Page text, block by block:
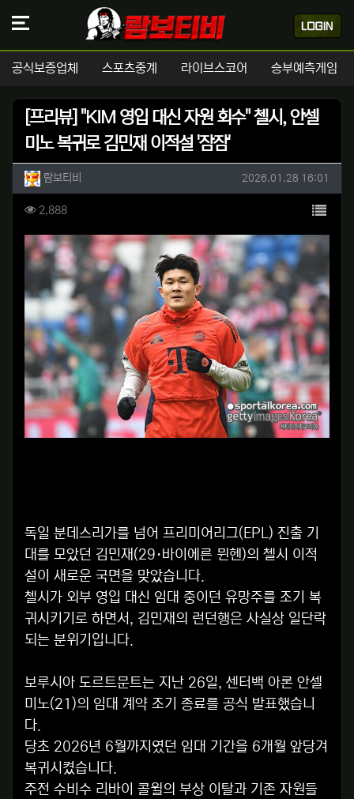
공식보증업체 스포츠중계 라이브스코어 승부예측게임
[프리뷰] "KIM 영입 대신 자원 회수" 첼시, 안셀
미노 복귀로 김민재 이적설 '잠잠'
작성자 정보
람보티비 작성일
2026.01.28 16:01
컨텐츠 정보
2,888조회 목록
본문
독일 분데스리가를 넘어 프리미어리그(EPL) 진출 기
대를 모았던 김민재(29·바이에른 뮌헨)의 첼시 이적
설이 새로운 국면을 맞았습니다.
첼시가 외부 영입 대신 임대 중이던 유망주를 조기 복
귀시키기로 하면서, 김민재의 런던행은 사실상 일단락
되는 분위기입니다.
보루시아 도르트문트는 지난 26일, 센터백 아론 안셀
미노(21)의 임대 계약 조기 종료를 공식 발표했습니
다.
당초 2026년 6월까지였던 임대 기간을 6개월 앞당겨
복귀시켰습니다.
주전 수비수 리바이 콜윌의 부상 이탈과 기존 자원들